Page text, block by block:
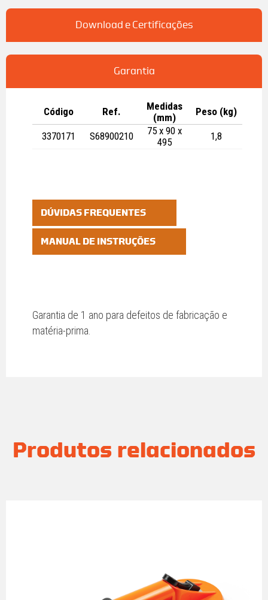
Download e Certificações
Garantia
Código Ref.
Medidas
(mm)
Peso (kg)
3370171 S68900210
75 x 90 x
495
1,8
DÚVIDAS FREQUENTES
MANUAL DE INSTRUÇÕES
Garantia de 1 ano para defeitos de fabricação e
matéria-prima.
Produtos relacionados